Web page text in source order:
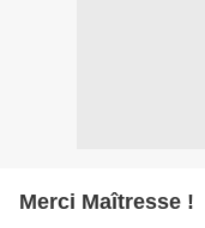
Merci Maîtresse !